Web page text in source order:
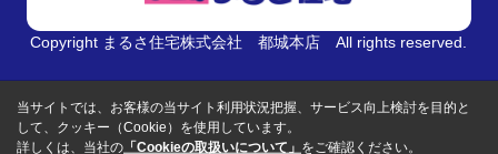
Copyright まるさ住宅株式会社 都城本店 All rights reserved.
当サイトでは、お客様の当サイト利用状況把握、サービス向上検討を目的と
して、クッキー（Cookie）を使用しています。
詳しくは、当社の 「Cookieの取扱いについて」 をご確認ください。